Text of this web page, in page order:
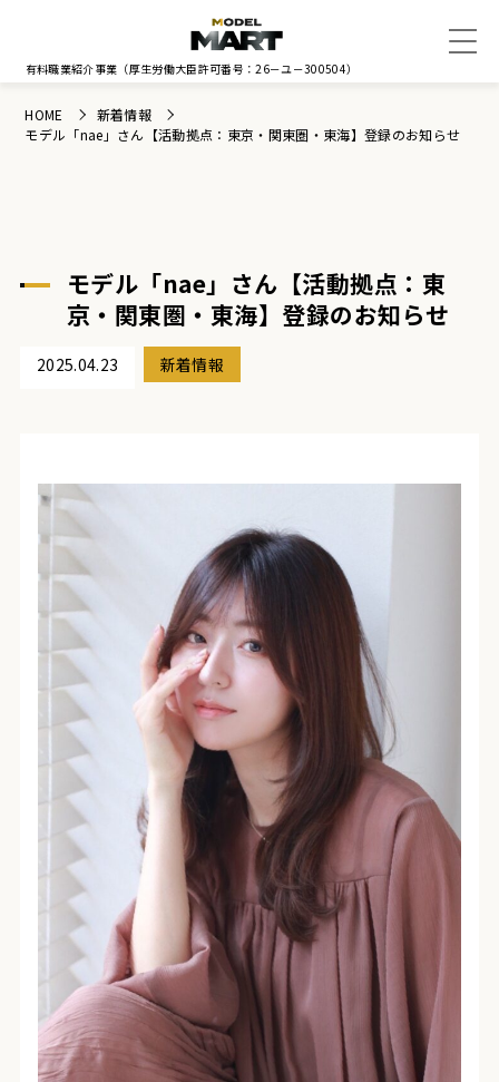
有料職業紹介事業 （厚生労働大臣許可番号：26－ユ－300504）
HOME
新着情報
モデル「nae」さん【活動拠点：東京・関東圏・東海】登録のお知らせ
モデル「nae」さん【活動拠点：東
京・関東圏・東海】登録のお知らせ
2025.04.23 新着情報